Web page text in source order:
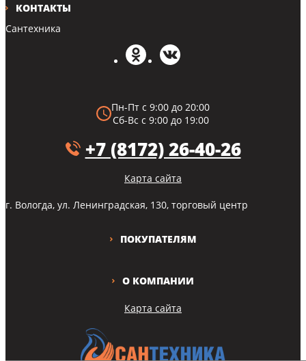
Карта сайта
О КОМПАНИИ
ПОКУПАТЕЛЯМ
КОНТАКТЫ
Сантехника
Пн-Пт с 9:00 до 20:00
Сб-Вс с 9:00 до 19:00
+7 (8172) 26-40-26
Карта сайта
г. Вологда, ул. Ленинградская, 130, торговый центр